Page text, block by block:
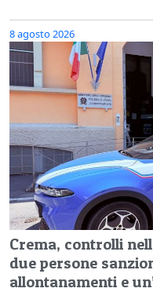
8 agosto 2026
Crema, controlli
due persone
allontanamenti e